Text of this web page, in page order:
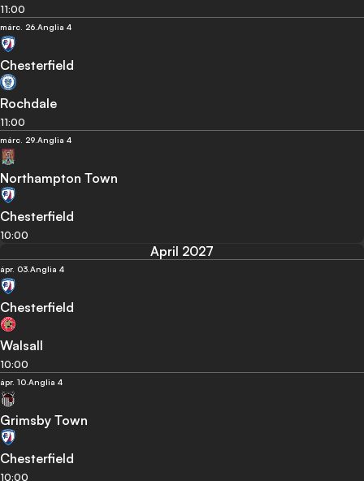
11:00
márc. 26. Anglia 4
Chesterfield
Rochdale
11:00
márc. 29. Anglia 4
Northampton Town
Chesterfield
10:00
April 2027
ápr. 03. Anglia 4
Chesterfield
Walsall
10:00
ápr. 10. Anglia 4
Grimsby Town
Chesterfield
10:00